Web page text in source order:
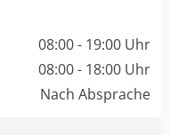
08:00 - 19:00 Uhr
08:00 - 18:00 Uhr
Nach Absprache